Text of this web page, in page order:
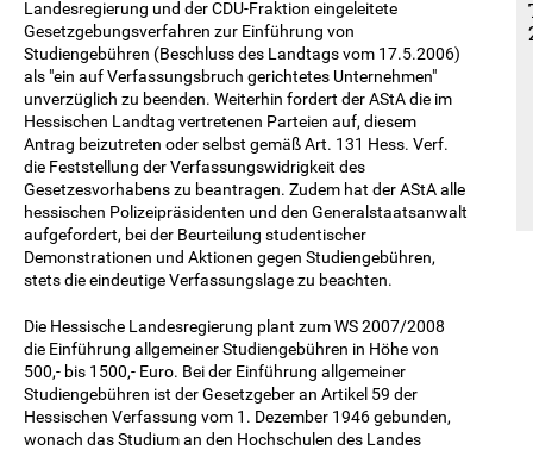
Landesregierung und der CDU-Fraktion eingeleitete
Gesetzgebungsverfahren zur Einführung von
Studiengebühren (Beschluss des Landtags vom 17.5.2006)
als "ein auf Verfassungsbruch gerichtetes Unternehmen"
unverzüglich zu beenden. Weiterhin fordert der AStA die im
Hessischen Landtag vertretenen Parteien auf, diesem
Antrag beizutreten oder selbst gemäß Art. 131 Hess. Verf.
die Feststellung der Verfassungswidrigkeit des
Gesetzesvorhabens zu beantragen. Zudem hat der AStA alle
hessischen Polizeipräsidenten und den Generalstaatsanwalt
aufgefordert, bei der Beurteilung studentischer
Demonstrationen und Aktionen gegen Studiengebühren,
stets die eindeutige Verfassungslage zu beachten.
Die Hessische Landesregierung plant zum WS 2007/2008
die Einführung allgemeiner Studiengebühren in Höhe von
500,- bis 1500,- Euro. Bei der Einführung allgemeiner
Studiengebühren ist der Gesetzgeber an Artikel 59 der
Hessischen Verfassung vom 1. Dezember 1946 gebunden,
wonach das Studium an den Hochschulen des Landes